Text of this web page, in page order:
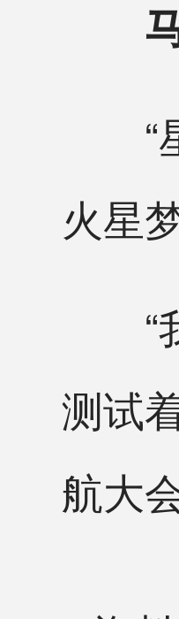
“星
火星
“我
测试
航大